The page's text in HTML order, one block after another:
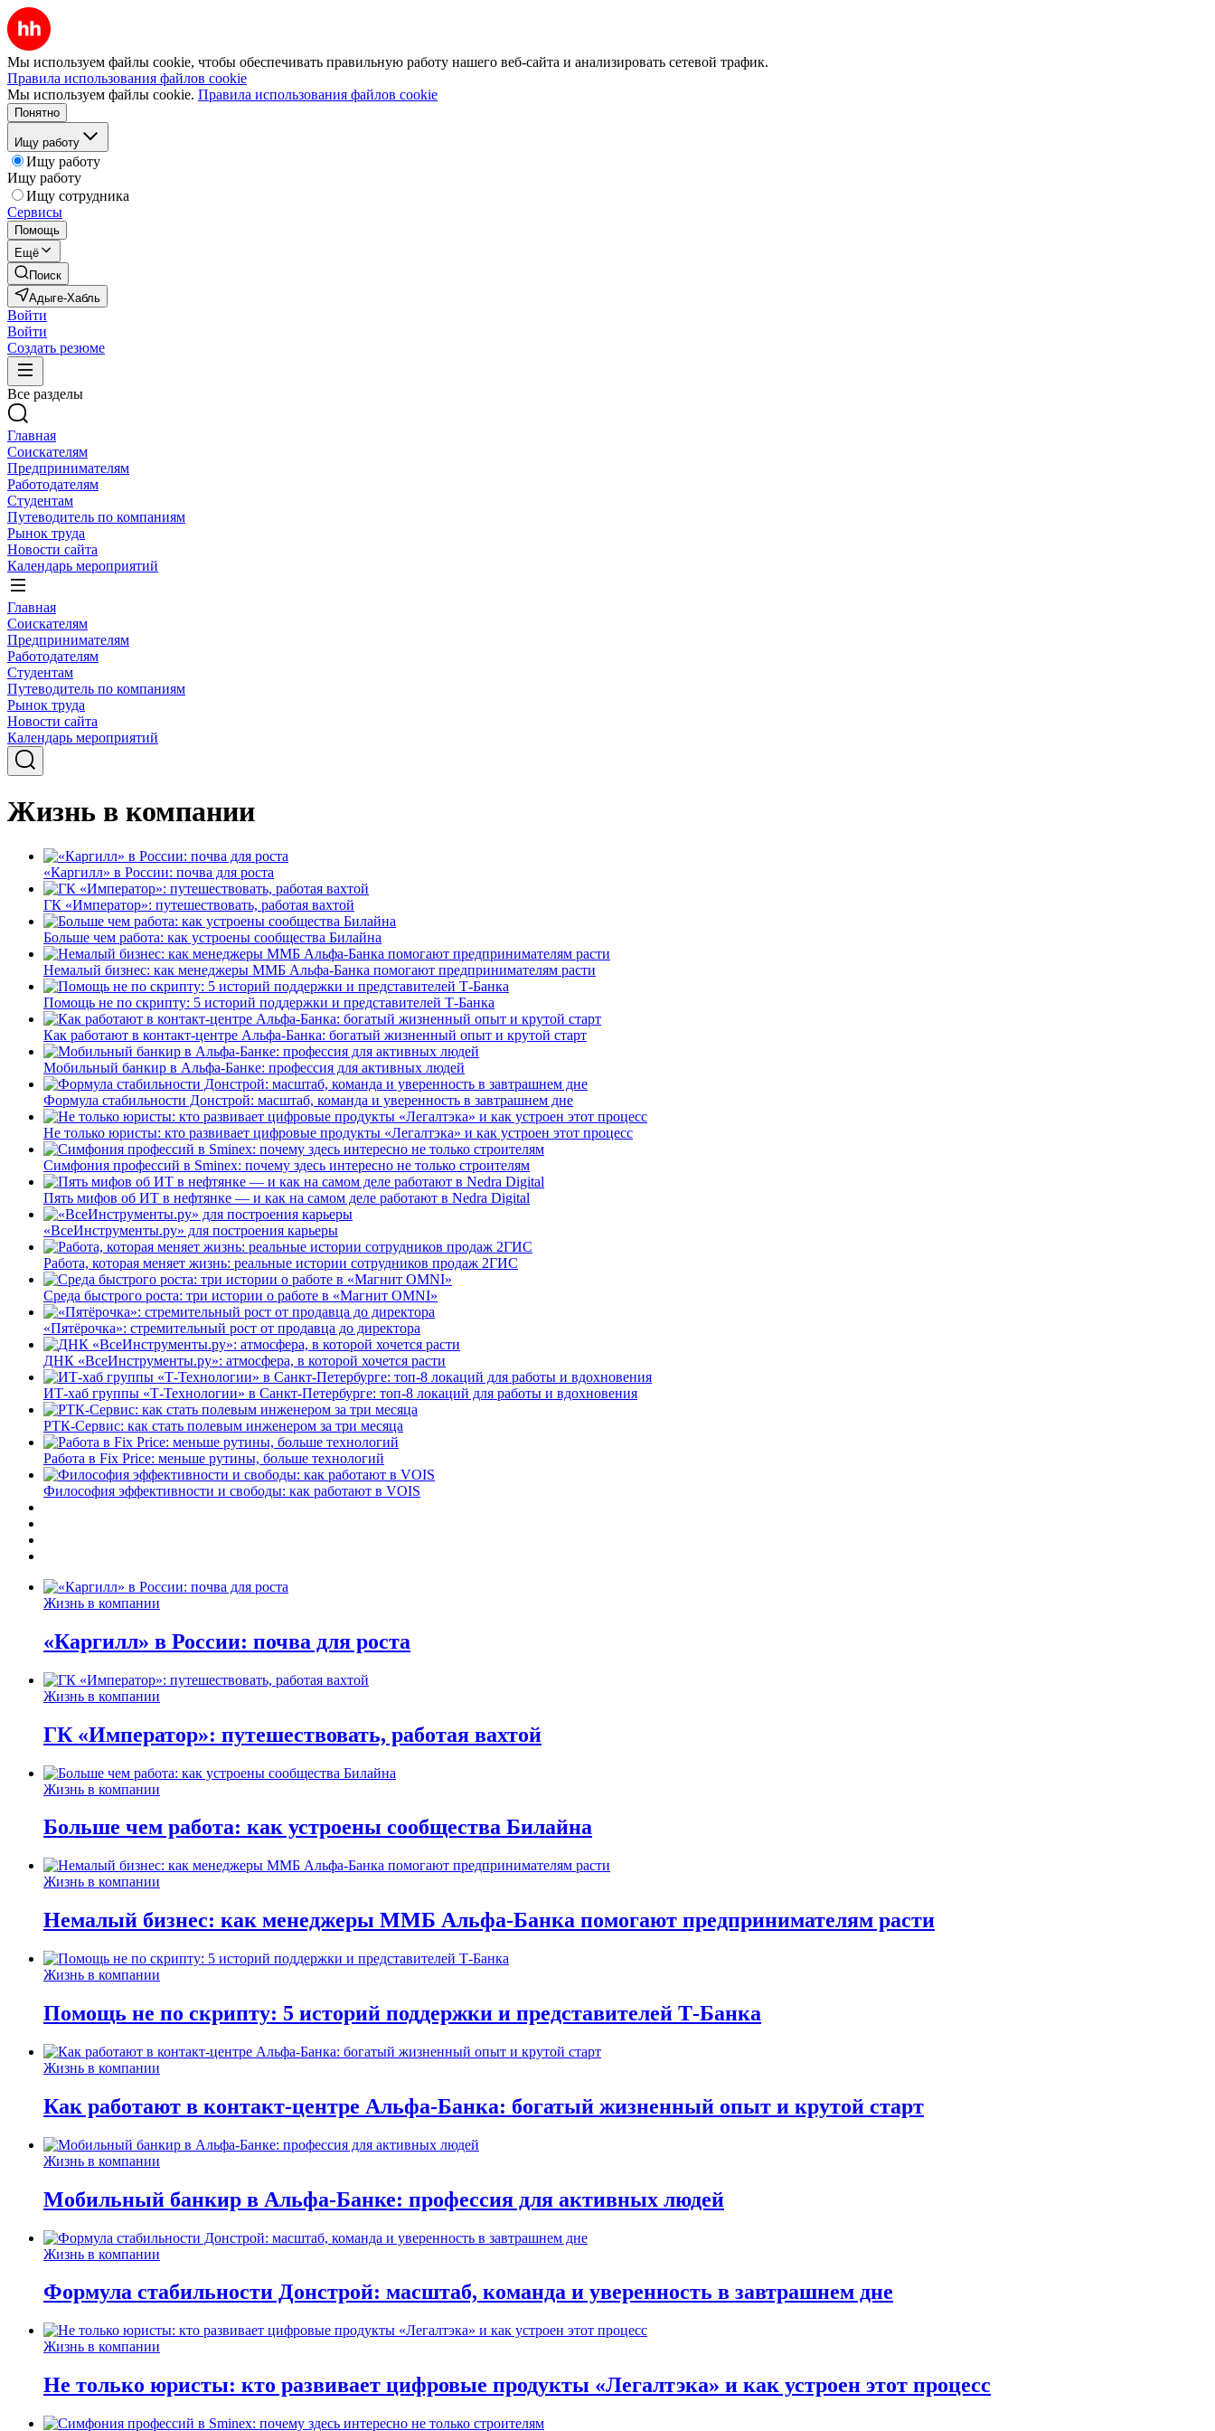
Мы используем файлы cookie, чтобы обеспечивать правильную работу нашего веб-сайта и анализировать сетевой трафик.
Правила использования файлов cookie
Мы используем файлы cookie. Правила использования файлов cookie
Понятно
Ищу работу
Ищу работу
Ищу работу
Ищу сотрудника
Сервисы
Помощь
Ещё
Поиск
Адыге-Хабль
Войти
Войти
Создать резюме
Все разделы
Главная
Соискателям
Предпринимателям
Работодателям
Студентам
Путеводитель по компаниям
Рынок труда
Новости сайта
Календарь мероприятий
Главная
Соискателям
Предпринимателям
Работодателям
Студентам
Путеводитель по компаниям
Рынок труда
Новости сайта
Календарь мероприятий
Жизнь в компании
«Каргилл» в России: почва для роста
ГК «Император»: путешествовать, работая вахтой
Больше чем работа: как устроены сообщества Билайна
Немалый бизнес: как менеджеры ММБ Альфа-Банка помогают предпринимателям расти
Помощь не по скрипту: 5 историй поддержки и представителей Т-Банка
Как работают в контакт-центре Альфа-Банка: богатый жизненный опыт и крутой старт
Мобильный банкир в Альфа-Банке: профессия для активных людей
Формула стабильности Донстрой: масштаб, команда и уверенность в завтрашнем дне
Не только юристы: кто развивает цифровые продукты «Легалтэка» и как устроен этот процесс
Симфония профессий в Sminex: почему здесь интересно не только строителям
Пять мифов об ИТ в нефтянке — и как на самом деле работают в Nedra Digital
«ВсеИнструменты.ру» для построения карьеры
Работа, которая меняет жизнь: реальные истории сотрудников продаж 2ГИС
Среда быстрого роста: три истории о работе в «Магнит OMNI»
«Пятёрочка»: стремительный рост от продавца до директора
ДНК «ВсеИнструменты.ру»: атмосфера, в которой хочется расти
ИТ-хаб группы «Т-Технологии» в Санкт-Петербурге: топ-8 локаций для работы и вдохновения
РТК-Сервис: как стать полевым инженером за три месяца
Работа в Fix Price: меньше рутины, больше технологий
Философия эффективности и свободы: как работают в VOIS
Жизнь в компании
«Каргилл» в России: почва для роста
Жизнь в компании
ГК «Император»: путешествовать, работая вахтой
Жизнь в компании
Больше чем работа: как устроены сообщества Билайна
Жизнь в компании
Немалый бизнес: как менеджеры ММБ Альфа-Банка помогают предпринимателям расти
Жизнь в компании
Помощь не по скрипту: 5 историй поддержки и представителей Т-Банка
Жизнь в компании
Как работают в контакт-центре Альфа-Банка: богатый жизненный опыт и крутой старт
Жизнь в компании
Мобильный банкир в Альфа-Банке: профессия для активных людей
Жизнь в компании
Формула стабильности Донстрой: масштаб, команда и уверенность в завтрашнем дне
Жизнь в компании
Не только юристы: кто развивает цифровые продукты «Легалтэка» и как устроен этот процесс